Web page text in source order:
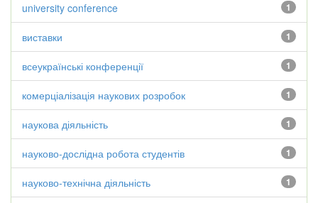
1
university conference
1
виставки
1
всеукраїнські конференції
1
комерціалізація наукових розробок
1
наукова діяльність
1
науково-дослідна робота студентів
1
науково-технічна діяльність